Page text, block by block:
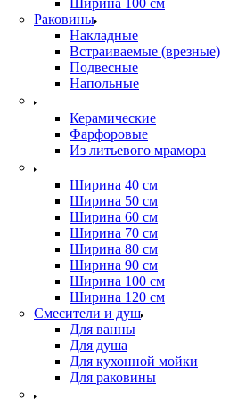
Ширина 100 см
Раковины
Накладные
Встраиваемые (врезные)
Подвесные
Напольные
Керамические
Фарфоровые
Из литьевого мрамора
Ширина 40 см
Ширина 50 см
Ширина 60 см
Ширина 70 см
Ширина 80 см
Ширина 90 см
Ширина 100 см
Ширина 120 см
Смесители и душ
Для ванны
Для душа
Для кухонной мойки
Для раковины